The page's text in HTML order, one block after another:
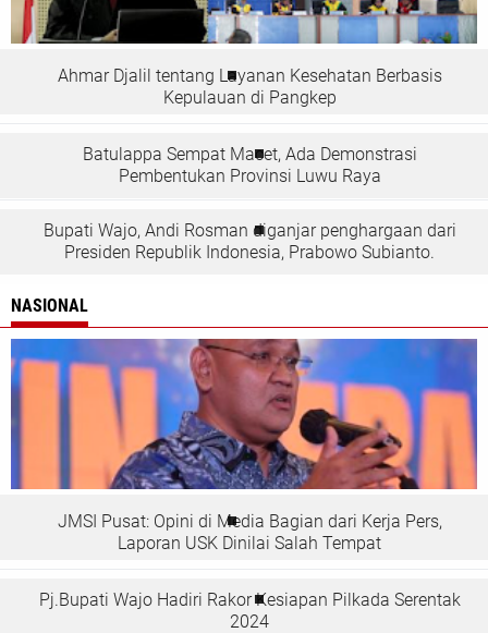
Ahmar Djalil tentang Layanan Kesehatan Berbasis
Kepulauan di Pangkep
Batulappa Sempat Macet, Ada Demonstrasi
Pembentukan Provinsi Luwu Raya
Bupati Wajo, Andi Rosman diganjar penghargaan dari
Presiden Republik Indonesia, Prabowo Subianto.
NASIONAL
JMSI Pusat: Opini di Media Bagian dari Kerja Pers,
Laporan USK Dinilai Salah Tempat
Pj.Bupati Wajo Hadiri Rakor Kesiapan Pilkada Serentak
2024